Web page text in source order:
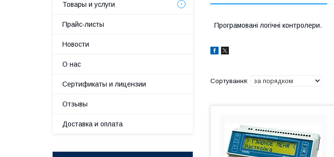
Програмовані логічні контролери.
Товары и услуги
Прайс-листы
Новости
О нас
Сертификаты и лицензии
Отзывы
Доставка и оплата